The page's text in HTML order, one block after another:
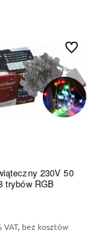
230V 50
trybów RGB
VAT, bez kosztów
Do